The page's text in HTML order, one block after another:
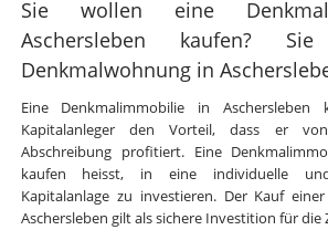
Sie wollen eine
Aschersleben kaufen?
Denkmalwohnung in
Eine Denkmalimmobilie in
Kapitalanleger den Vorteil, dass er
Abschreibung profitiert. Eine
kaufen heisst, in eine individuelle
Kapitalanlage zu investieren. Der Kauf
Aschersleben gilt als sichere Investition für die